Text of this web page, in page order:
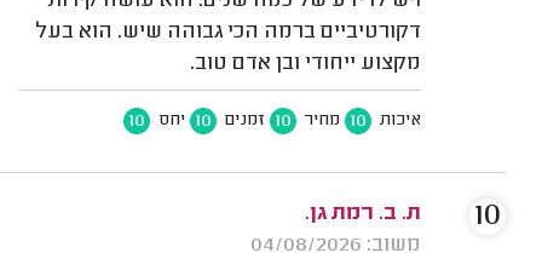
דקורטיביים ברמה הכי גבוהה שיש. הוא בעל
מקצוע ייחודי ובן אדם טוב.
איכות 10 מחיר 10 זמנים 10 יחס 10
ת. ב. רמת גן.
משוב: 04/08/2026
10